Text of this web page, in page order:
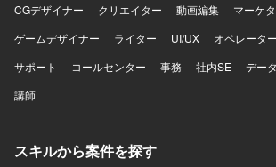
CGデザイナー
クリエイター 動画編集
マーケ
ゲームデザイナー
ライター UI/UX オペレーター
サポート
コールセンター 事務 社内SE
デー
講師
スキルから案件を探す